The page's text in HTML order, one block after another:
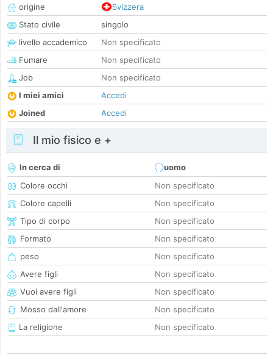
origine
Svizzera
Stato civile
singolo
livello accademico
Non specificato
Fumare
Non specificato
Job
Non specificato
I miei amici
Accedi
Joined
Accedi
Il mio fisico e +
In cerca di
uomo
Colore occhi
Non specificato
Colore capelli
Non specificato
Tipo di corpo
Non specificato
Formato
Non specificato
peso
Non specificato
Avere figli
Non specificato
Vuoi avere figli
Non specificato
Mosso dall'amore
Non specificato
La religione
Non specificato